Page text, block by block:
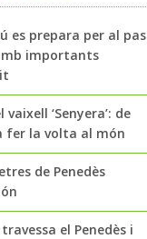
es prepara per al pas
importants
‘Senyera’: de
fer la volta al món
de Penedès
el Penedès i